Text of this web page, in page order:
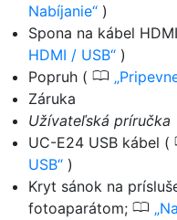
Nabíjanie )
Spona na kábel
HDMI / USB )
Popruh ( 0
Záruka
Užívateľská príručka
UC-E24 USB kábel (
USB )
Kryt sánok na
fotoaparátom; 0